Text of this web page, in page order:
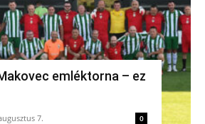
emléktorna – ez
7. 0